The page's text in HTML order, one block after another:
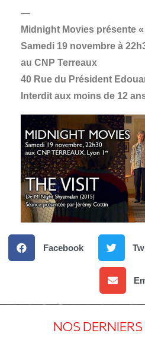
—
Midnight Movies présente
Samedi 19 novembre à
au CNP Terreaux
40 Rue du Président
Interdit aux moins de 12
Facebook
NOS